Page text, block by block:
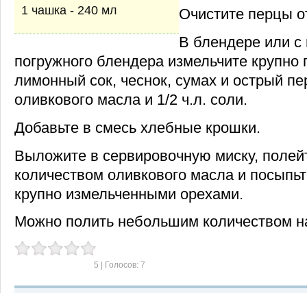
1 чашка - 240 мл
Очистите перцы
В блендере или
погружного блендера измельчите
лимонный сок, чеснок, сумах и острый
оливкового масла и 1/2 ч.л. соли.
Добавьте в смесь хлебные крошки.
Выложите в сервировочную миску,
количеством оливкового масла и
крупно измельченными орехами.
Можно полить небольшим количеством
5 | Голосов: 7